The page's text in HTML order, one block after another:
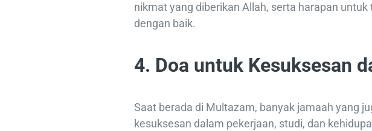
nikmat yang diberikan Allah, serta harapan untuk
dengan baik.
4. Doa untuk Kesuksesan
Saat berada di Multazam, banyak jamaah yang
kesuksesan dalam pekerjaan, studi, dan